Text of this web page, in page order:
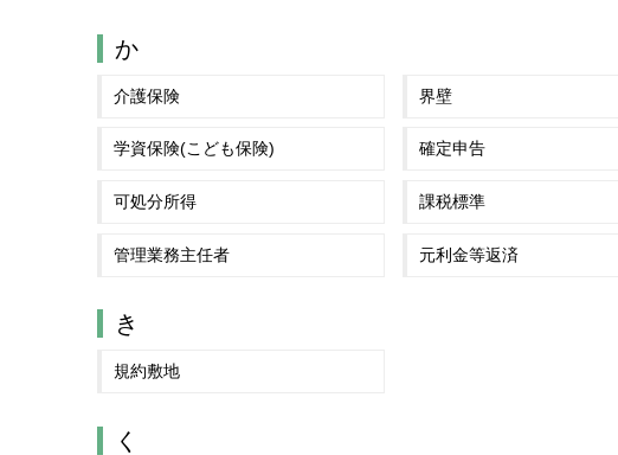
か
介護保険 界壁
学資保険(こども保険) 確定申告
可処分所得 課税標準
管理業務主任者 元利金等返済
き
規約敷地
く